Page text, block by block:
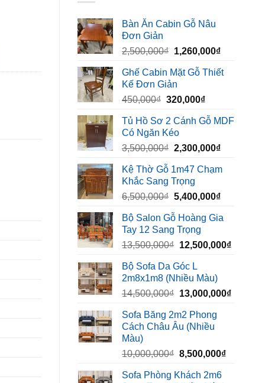
Bàn Ăn Cabin Gỗ Nâu
Đơn Giản
2,500,000₫ Giá
là:
2,500,000₫.
1,260,000₫Giá
tại
Ghế Cabin Mặt Gỗ Thiết
Kế Đơn Giản
450,000₫ Giá
là:
450,000₫.
320,000₫Giá
tại
320,000₫.
Tủ Hồ Sơ 2 Cánh Gỗ MDF
Có Ngăn Kéo
3,500,000₫ Giá
là:
3,500,000₫.
2,300,000₫Giá
tại
Kệ Thờ Gỗ 1m47 Chạm
Khắc Sang Trọng
6,500,000₫ Giá
là:
6,500,000₫.
5,400,000₫Giá
tại
Bộ Salon Gỗ Hoàng Gia
Tay 12 Sang Trọng
13,500,000₫ Giá
là:
13,500,000₫.
12,500,000₫Giá
Bộ Sofa Da Góc L
2m8x1m8 (Nhiều Màu)
14,500,000₫ Giá
là:
14,500,000₫.
13,000,000₫Giá
Sofa Băng 2m2 Phong
Cách Châu Âu (Nhiều
Màu)
10,000,000₫ Giá
là:
8,500,000₫Giá
Sofa Phòng Khách 2m6